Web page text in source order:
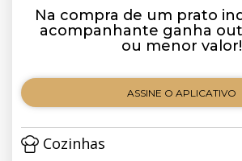
Na compra de um prato
acompanhante ganha
ou menor valor!
ASSINE O APLICATIVO
Cozinhas